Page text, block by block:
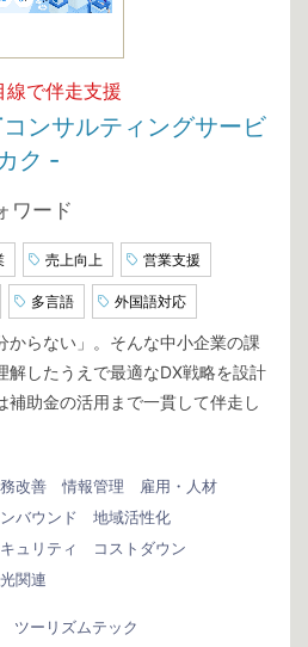
線で伴走支援
ンサルティングサービ
ク -
ワード
売上向上 営業支援
多言語 外国語対応
からない」。そんな中小企業の課
解したうえで最適なDX戦略を設計
補助金の活用まで一貫して伴走し
改善 情報管理
雇用・人材
バウンド
地域活性化
ュリティ
コストダウン
関連
ツーリズムテック